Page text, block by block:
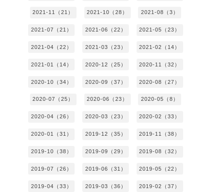
2021-11（21） 2021-10（28） 2021-08（3）
2021-07（21） 2021-06（22） 2021-05（23）
2021-04（22） 2021-03（23） 2021-02（14）
2021-01（14） 2020-12（25） 2020-11（32）
2020-10（34） 2020-09（37） 2020-08（27）
2020-07（25） 2020-06（23） 2020-05（8）
2020-04（26） 2020-03（23） 2020-02（33）
2020-01（31） 2019-12（35） 2019-11（38）
2019-10（38） 2019-09（29） 2019-08（32）
2019-07（26） 2019-06（31） 2019-05（22）
2019-04（33） 2019-03（36） 2019-02（37）